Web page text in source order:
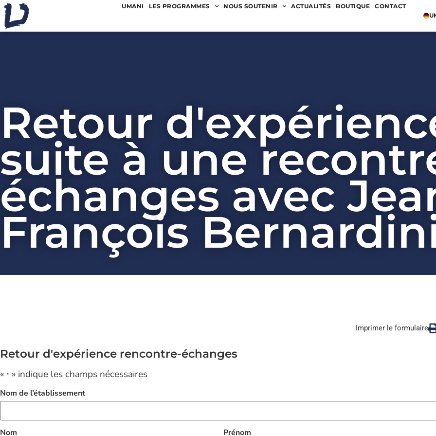
UMANI LES PROGRAMMES NOUS SOUTENIR ACTUALITÉS BOUTIQUE
CONTACT
Retour
suite à une
échanges avec
François
Imprimer le formulaire
Retour d'expérience rencontre-échanges
« * » indique les champs nécessaires
Nom de l’établissement
Nom Prénom